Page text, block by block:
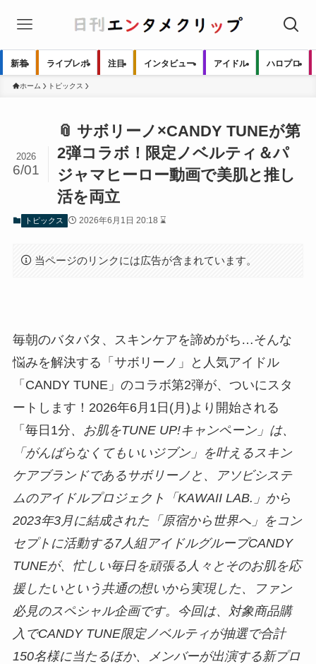
新着 ライブレポ 注目 インタビュー アイドル ハロプロ
ホーム トピックス
📎 サボリーノ×CANDY TUNEが第
2弾コラボ！限定ノベルティ＆パ
ジャマヒーロー動画で美肌と推し
活を両立
2026
6/01
トピックス 2026年6月1日 20:18 ⌛
当ページのリンクには広告が含まれています。
毎朝のバタバタ、スキンケアを諦めがち…そんな
悩みを解決する「サボリーノ」と人気アイドル
「CANDY TUNE」のコラボ第2弾が、ついにスタ
ートします！2026年6月1日(月)より開始される
「毎日1分、お肌をTUNE UP!キャンペーン」は、
「がんばらなくてもいいジブン」を叶えるスキン
ケアブランドであるサボリーノと、アソビシステ
ムのアイドルプロジェクト「KAWAII LAB.」から
2023年3月に結成された「原宿から世界へ」をコン
セプトに活動する7人組アイドルグループCANDY
TUNEが、忙しい毎日を頑張る人々とそのお肌を応
援したいという共通の想いから実現した、ファン
必見のスペシャル企画です。今回は、対象商品購
入でCANDY TUNE限定ノベルティが抽選で合計
150名様に当たるほか、メンバーが出演する新プロ